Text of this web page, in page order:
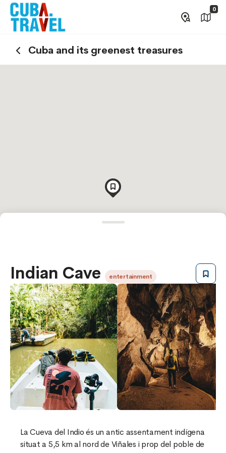
0
Cuba and its greenest treasures
Indian Cave entertainment
La Cueva del Indio és un antic assentament indígena
situat a 5,5 km al nord de Viñales i prop del poble de